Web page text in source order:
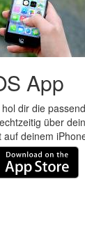
App
dir die
über
deinem